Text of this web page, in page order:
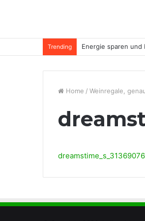
Trending Energie sparen und
Home / Weinregale,